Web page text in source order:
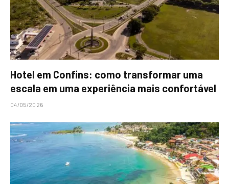
Hotel em Confins: como transformar uma
escala em uma experiência mais confortável
04/05/2026